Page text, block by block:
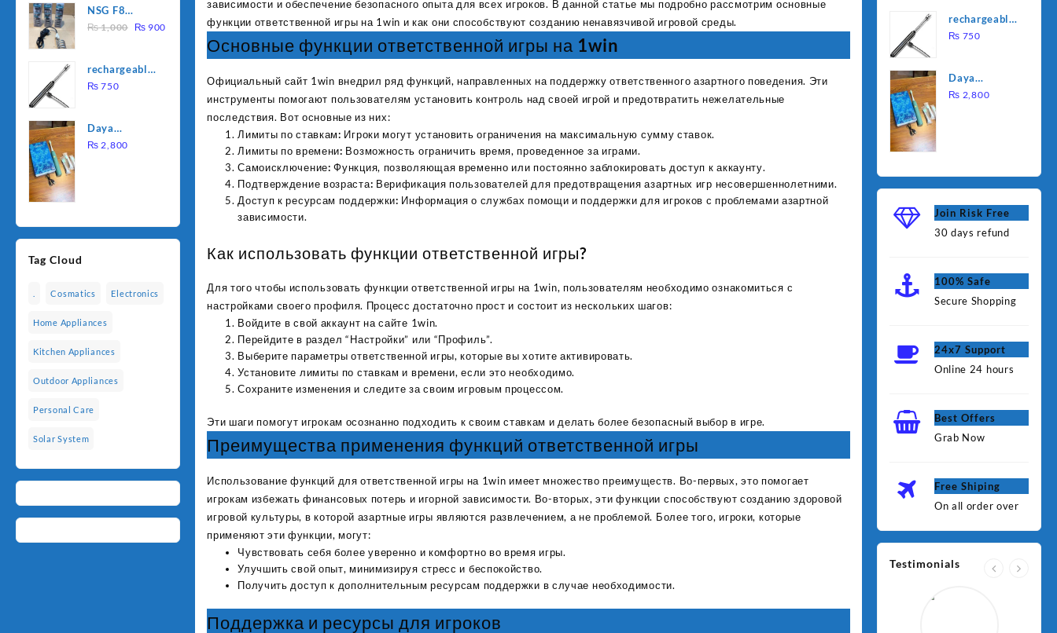
was:
₨ 1,500.
is:
₨ 1,250.
NSG F8
2000W
Heating Rod
– Fast
₨1,000
Original
₨ 1,000.
₨ 900
rechargeable
electric
₨ 750
Daya
rechargable
₨ 2,800
Tag Cloud
Cosmatics Electronics
Home Appliances
Kitchen Appliances
Outdoor Appliances
Personal Care
Solar System
зависимости и обеспечение безопасного опыта для всех игроков. В данной статье мы подробно рассмотрим основные
функции ответственной игры на 1win и как они способствуют созданию ненавязчивой игровой среды.
Основные функции ответственной игры на 1win
Официальный сайт 1win внедрил ряд функций, направленных на поддержку ответственного азартного поведения. Эти
инструменты помогают пользователям установить контроль над своей игрой и предотвратить нежелательные
последствия. Вот основные из них:
Лимиты по ставкам: Игроки могут установить ограничения на максимальную сумму ставок.
Лимиты по времени: Возможность ограничить время, проведенное за играми.
Самоисключение: Функция, позволяющая временно или постоянно заблокировать доступ к аккаунту.
Подтверждение возраста: Верификация пользователей для предотвращения азартных игр несовершеннолетними.
Доступ к ресурсам поддержки: Информация о службах помощи и поддержки для игроков с проблемами азартной
зависимости.
Как использовать функции ответственной игры?
Для того чтобы использовать функции ответственной игры на 1win, пользователям необходимо ознакомиться с
настройками своего профиля. Процесс достаточно прост и состоит из нескольких шагов:
Войдите в свой аккаунт на сайте 1win.
Перейдите в раздел “Настройки” или “Профиль”.
Выберите параметры ответственной игры, которые вы хотите активировать.
Установите лимиты по ставкам и времени, если это необходимо.
Сохраните изменения и следите за своим игровым процессом.
Эти шаги помогут игрокам осознанно подходить к своим ставкам и делать более безопасный выбор в игре.
Преимущества применения функций ответственной игры
Использование функций для ответственной игры на 1win имеет множество преимуществ. Во-первых, это помогает
игрокам избежать финансовых потерь и игорной зависимости. Во-вторых, эти функции способствуют созданию здоровой
игровой культуры, в которой азартные игры являются развлечением, а не проблемой. Более того, игроки, которые
применяют эти функции, могут:
Чувствовать себя более уверенно и комфортно во время игры.
Улучшить свой опыт, минимизируя стресс и беспокойство.
Получить доступ к дополнительным ресурсам поддержки в случае необходимости.
Поддержка и ресурсы для игроков
Heating Rod
– Fast
₨ 1,000.
rechargeable
electric
₨ 750
Daya
rechargable
₨ 2,800
Join Risk Free
30 days refund
100% Safe
Secure Shopping
24x7 Support
Online 24 hours
Best Offers
Grab Now
Free Shiping
On all order over
Testimonials